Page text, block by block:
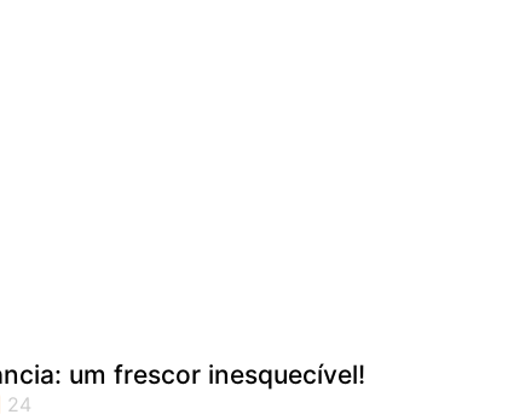
um frescor inesquecível!